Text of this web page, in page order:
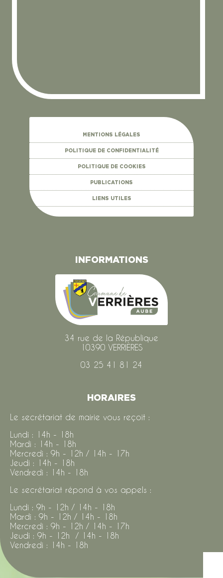
MENTIONS LÉGALES
POLITIQUE DE CONFIDENTIALITÉ
POLITIQUE DE COOKIES
PUBLICATIONS
LIENS UTILES
INFORMATIONS
34 rue de la République
10390 VERRIÈRES
03 25 41 81 24
HORAIRES
Le secrétariat de mairie vous reçoit :
Lundi : 14h - 18h
Mardi : 14h - 18h
Mercredi : 9h - 12h / 14h - 17h
Jeudi : 14h - 18h
Vendredi : 14h - 18h
Le secrétariat répond à vos appels :
Lundi : 9h - 12h / 14h - 18h
Mardi : 9h - 12h / 14h - 18h
Mercredi : 9h - 12h / 14h - 17h
Jeudi : 9h - 12h / 14h - 18h
Vendredi : 14h - 18h